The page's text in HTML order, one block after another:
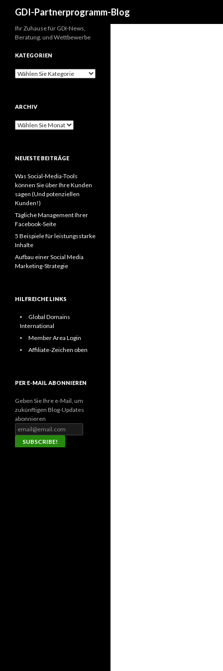
GDI-Partnerprogramm-Blog
Ihr Zuhause für GDI-News,
Beratung, und Wettbewerbe
KATEGORIEN
Kategorien
ARCHIV
Archiv
NEUESTE BEITRÄGE
Was Social-Media-Tools
können Sie über Ihre Kunden
sagen (Und potenziellen
Kunden!)
Tägliche Management Ihrer
Facebook-Seite
5 Beispiele für leistungsstarke
Inhalte
Aufbau einer Social Media
Marketing-Strategie
HILFREICHE LINKS
Global Domains
International
Member Area Login
Affiliate-Zeichen oben
PER E-MAIL ABONNIEREN
Geben Sie Ihre e-Mail, um
zukünftigen Blog-Updates
abonnieren